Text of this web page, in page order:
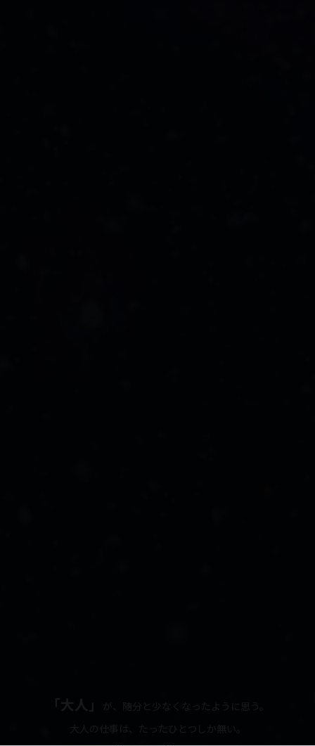
「大人」
が、随分と少なくなったように思う。
大人の仕事は、たったひとつしか無い。